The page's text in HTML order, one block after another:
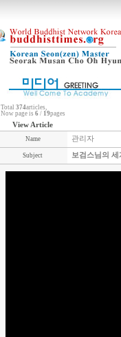
Total 374articles,
Now page is 6 / 19pages
View Article
Name 관리자
Subject 보검스님의